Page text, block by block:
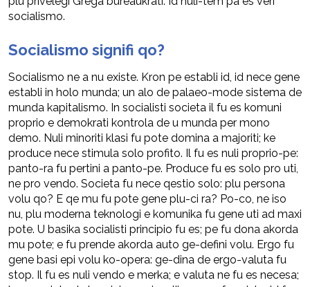
socialismo.
Socialismo signifi qo?
Socialismo ne a nu existe. Kron pe establi id, id nece gene
establi in holo munda; un alo de palaeo-mode sistema de
munda kapitalismo. In socialisti societa il fu es komuni
proprio e demokrati kontrola de u munda per mono
demo. Nuli minoriti klasi fu pote domina a majoriti; ke
produce nece stimula solo profito. Il fu es nuli proprio-pe:
panto-ra fu pertini a panto-pe. Produce fu es solo pro uti,
ne pro vendo. Societa fu nece qestio solo: plu persona
volu qo? E qe mu fu pote gene plu-ci ra? Po-co, ne iso
nu, plu moderna teknologi e komunika fu gene uti ad maxi
pote. U basika socialisti principio fu es; pe fu dona akorda
mu pote; e fu prende akorda auto ge-defini volu. Ergo fu
gene basi epi volu ko-opera: ge-dina de ergo-valuta fu
stop. Il fu es nuli vendo e merka; e valuta ne fu es necesa;